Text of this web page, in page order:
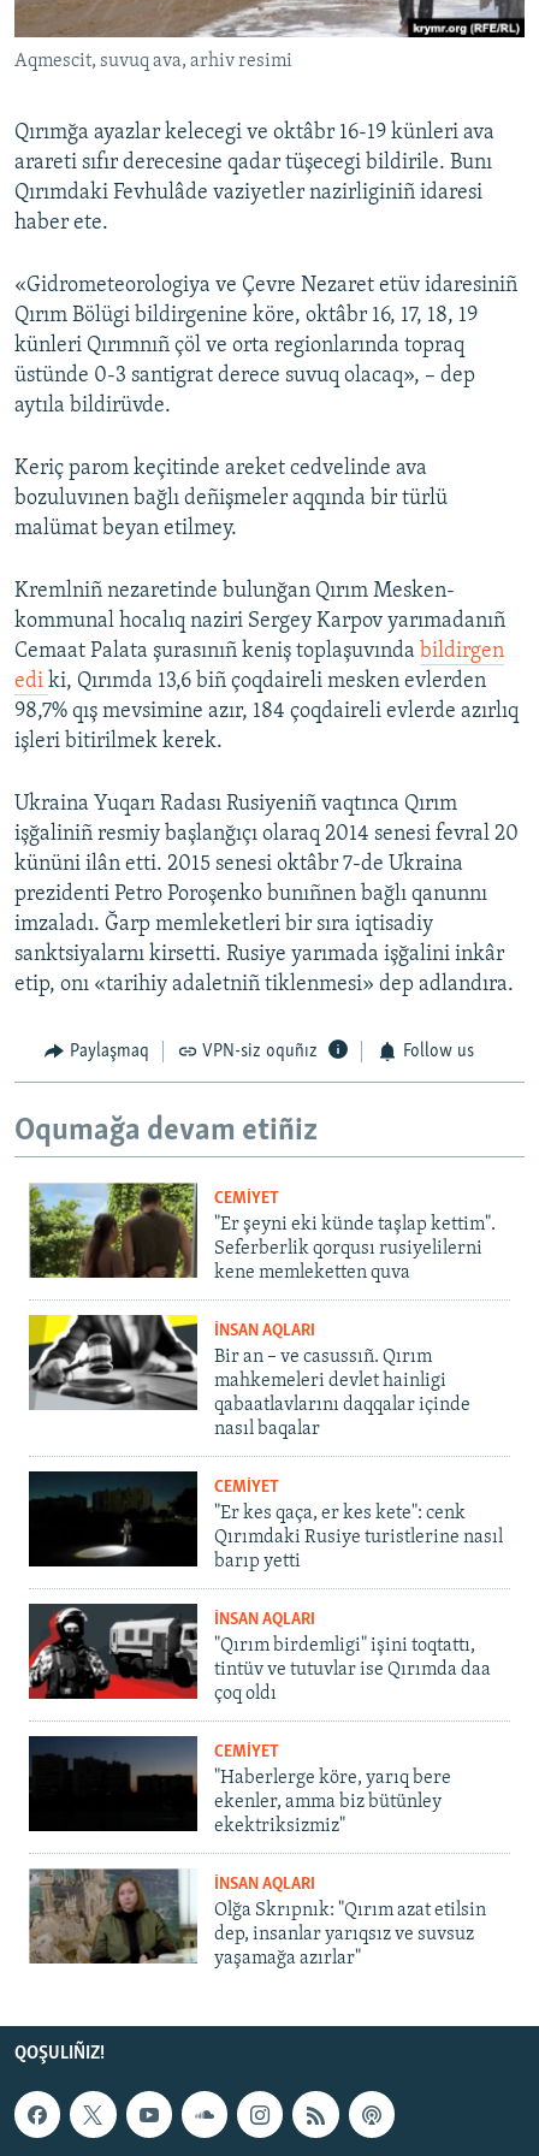
Русский
QOŞULIÑIZ!
Aqmescit, suvuq ava, arhiv resimi
Qırımğa ayazlar kelecegi ve oktâbr 16-19 künleri ava
arareti sıfır derecesine qadar tüşecegi bildirile. Bunı
Qırımdaki Fevhulâde vaziyetler nazirliginiñ idaresi
haber ete.
«Gidrometeorologiya ve Çevre Nezaret etüv idaresiniñ
Qırım Bölügi bildirgenine köre, oktâbr 16, 17, 18, 19
künleri Qırımnıñ çöl ve orta regionlarında topraq
üstünde 0-3 santigrat derece suvuq olacaq», – dep
aytıla bildirüvde.
Keriç parom keçitinde areket cedvelinde ava
bozuluvınen bağlı deñişmeler aqqında bir türlü
malümat beyan etilmey.
Kremlniñ nezaretinde bulunğan Qırım Mesken-
kommunal hocalıq naziri Sergey Karpov yarımadanıñ
Cemaat Palata şurasınıñ keniş toplaşuvında bildirgen
edi ki, Qırımda 13,6 biñ çoqdaireli mesken evlerden
98,7% qış mevsimine azır, 184 çoqdaireli evlerde azırlıq
işleri bitirilmek kerek.
Ukraina Yuqarı Radası Rusiyeniñ vaqtınca Qırım
işğaliniñ resmiy başlanğıçı olaraq 2014 senesi fevral 20
kününi ilân etti. 2015 senesi oktâbr 7-de Ukraina
prezidenti Petro Poroşenko bunıñnen bağlı qanunnı
imzaladı. Ğarp memleketleri bir sıra iqtisadiy
sanktsiyalarnı kirsetti. Rusiye yarımada işğalini inkâr
etip, onı «tarihiy adaletniñ tiklenmesi» dep adlandıra.
Paylaşmaq VPN-siz oquñız Follow us
Oqumağa devam etiñiz
CEMİYET
"Er şeyni eki künde taşlap kettim".
Seferberlik qorqusı rusiyelilerni
kene memleketten quva
İNSAN AQLARI
Bir an – ve casussıñ. Qırım
mahkemeleri devlet hainligi
qabaatlavlarını daqqalar içinde
nasıl baqalar
CEMİYET
"Er kes qaça, er kes kete": cenk
Qırımdaki Rusiye turistlerine nasıl
barıp yetti
İNSAN AQLARI
"Qırım birdemligi" işini toqtattı,
tintüv ve tutuvlar ise Qırımda daa
çoq oldı
CEMİYET
"Haberlerge köre, yarıq bere
ekenler, amma biz bütünley
ekektriksizmiz"
İNSAN AQLARI
Olğa Skrıpnık: "Qırım azat etilsin
dep, insanlar yarıqsız ve suvsuz
yaşamağa azırlar"
QOŞULIÑIZ!